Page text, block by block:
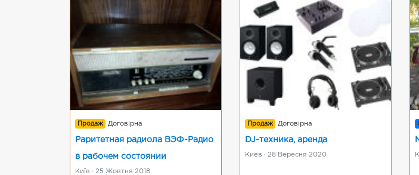
Продаж Договірна
Раритетная радиола ВЭФ-Радио
в рабочем состоянии
Київ · 25 Жовтня 2018
Продаж Договірна
DJ-техника, аренда
Киев · 28 Вересня 2020